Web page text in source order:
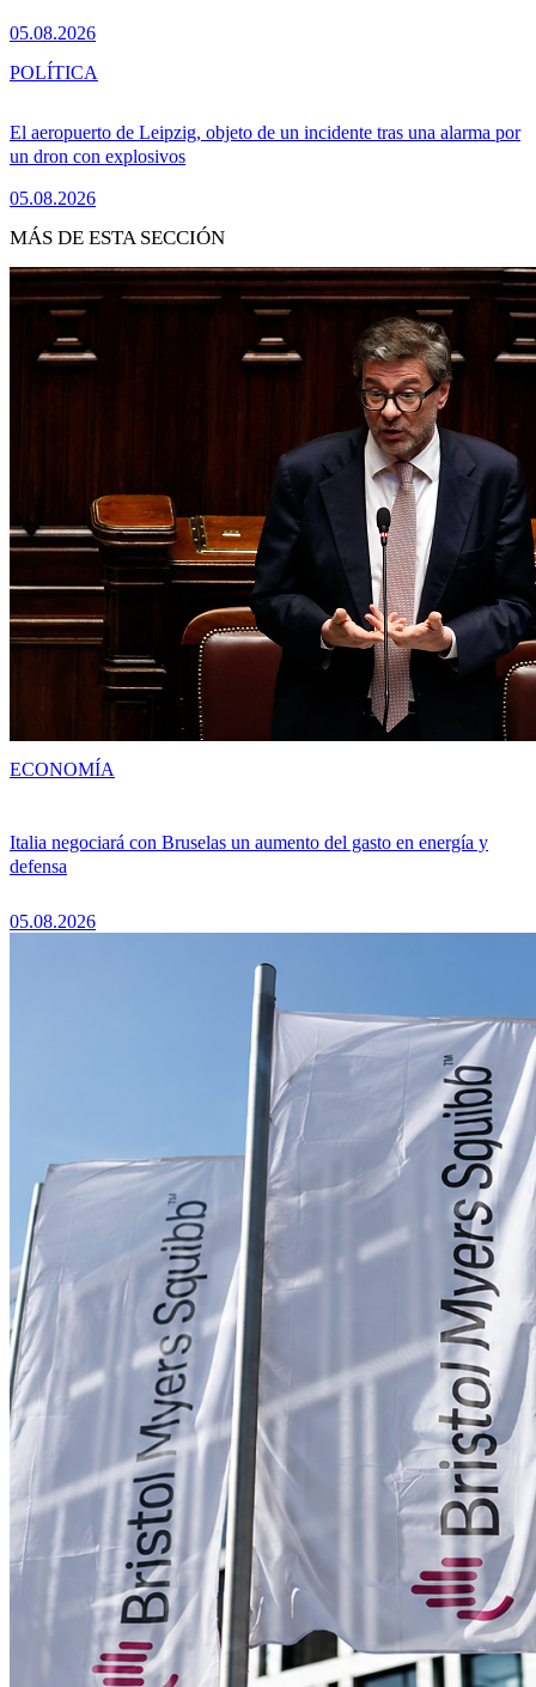
05.08.2026
El aeropuerto de Leipzig, objeto de un incidente tras una alarma por
un dron con explosivos
05.08.2026
POLÍTICA
MÁS DE ESTA SECCIÓN
Italia negociará con Bruselas un aumento del gasto en energía y
defensa
05.08.2026
ECONOMÍA